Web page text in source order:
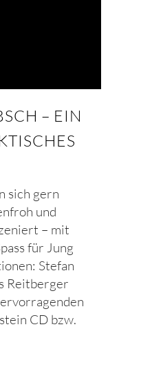
– EIN
sich gern
und
– mit
für Jung
Stefan
Reitberger
CD bzw.